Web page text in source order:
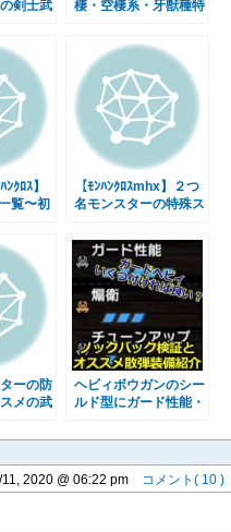
剣士武
棲・空棲系・牙獣種特
レイクMHRise
ｸﾛｽ】
覧〜初
【ﾓﾝﾊﾝｸﾛｽmhx】２つ
名モンスターの特殊ス
ーの防
メの武
ﾓﾝﾊﾝｸﾛ
ヘビィボウガンのシー
ルド型にガード性能・
いい？ノックバックと
装備紹介 モンハンラ
イズサンブレイク
11, 2020 @ 06:22 pm コメント( 10 )